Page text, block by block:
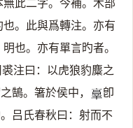
也。此與爲轉注。亦有
也。亦有單言旳者。
注曰：以虎狼豹麋之
鵠。箸於侯中， 𦎫 卽
吕氏春秋曰：射而不